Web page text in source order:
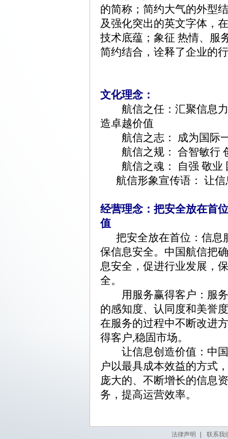
的简称；简约大气的外型
及强化突出的英文字体，
技术底蕴；象征 热情、服
简约结合，诠释了企业的
文化理念：
航信之任：汇聚信息力
造卓越价值
航信之志： 成为国际
航信之规： 合智敏行
航信之魂： 自强 敬业
航信形象宣传语： 让信
经营理念：把安全放在首
值
把安全放在首位：信息
保信息安全。中国航信把
息安全，促进行业发展，
全。
用服务赢得客户：服务
的感知度、认同度和美誉
在服务的过程中不断改进
得客户,稳固市场。
让信息创造价值：中国
户以最具成本效益的方式
庞大的、不断增长的信息
务，提高运营效率。
法律声明 联系我